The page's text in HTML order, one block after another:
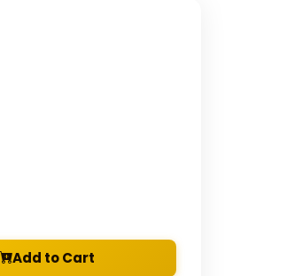
Add to Cart